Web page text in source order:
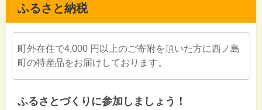
置：
ふるさと納税
町外在住で4,000 円以上のご寄附を頂いた方に西ノ島
町の特産品をお届けしております。
ふるさとづくりに参加しましょう！